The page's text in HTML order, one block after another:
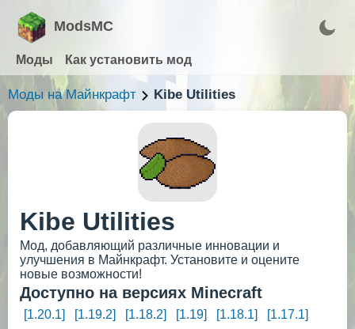
ModsMC
Моды Как установить мод
Моды на Майнкрафт Kibe Utilities
Kibe Utilities
Мод, добавляющий различные инновации и
улучшения в Майнкрафт. Установите и оцените
новые возможности!
Доступно на версиях Minecraft
[1.20.1] [1.19.2] [1.18.2] [1.19] [1.18.1]
[1.17.1]